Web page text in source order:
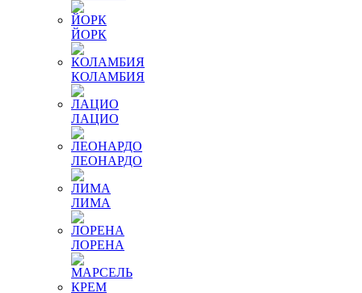
ЙОРК
КОЛАМБИЯ
ЛАЦИО
ЛЕОНАРДО
ЛИМА
ЛОРЕНА